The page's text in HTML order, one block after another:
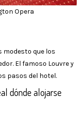
Opera
modesto que los
El famoso Louvre y
pasos del hotel.
dónde alojarse